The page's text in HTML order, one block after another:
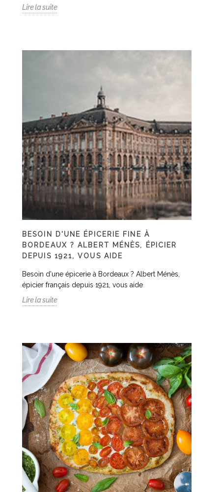
Lire la suite
BESOIN D'UNE ÉPICERIE FINE À
BORDEAUX ? ALBERT MÉNÈS, ÉPICIER
DEPUIS 1921, VOUS AIDE
Besoin d'une épicerie à Bordeaux ? Albert Ménès,
épicier français depuis 1921, vous aide
Lire la suite